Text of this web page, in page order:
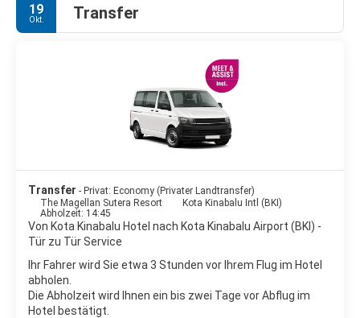
19
Okt. Transfer
Transfer - Privat: Economy (Privater Landtransfer)
The Magellan Sutera Resort
Kota Kinabalu Intl (BKI)
Abholzeit: 14:45
Von Kota Kinabalu Hotel nach Kota Kinabalu Airport (BKI) -
Tür zu Tür Service
Ihr Fahrer wird Sie etwa 3 Stunden vor Ihrem Flug im Hotel
abholen.
Die Abholzeit wird Ihnen ein bis zwei Tage vor Abflug im
Hotel bestätigt.